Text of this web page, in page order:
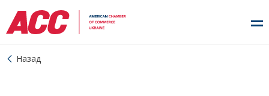
Назад